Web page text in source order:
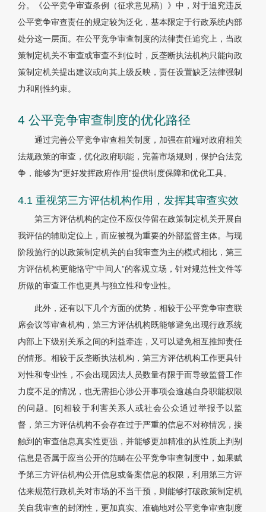
分。《公平竞争审查条例（征求意见稿）》中，对于追究违反
公平竞争审查责任的规定较为泛化，基本限定于行政系统内部
处分这一层面。在公平竞争审查制度的法律责任追究上，当政
策制定机关不审查或审查不到位时，反垄断执法机构只能向政
策制定机关提出建议或向其上级反映，责任设置缺乏法律强制
力和刚性约束。
4 公平竞争审查制度的优化路径
通过完善公平竞争审查相关制度，加强在前端对政府相关
法规政策的审查，优化政府职能，完善市场规则，保护合法竞
争，能够为“更好发挥政府作用”提供制度保障和优化工具。
4.1 重视第三方评估机构作用，发挥其审查实效
第三方评估机构的定位不应仅停留在政策制定机关开展自
我评估的辅助定位上，而应被视为重要的外部监督主体。与现
阶段施行的以政策制定机关的自我审查为主的模式相比，第三
方评估机构更能恪守“中间人”的客观立场，针对规范性文件等
所做的审查工作也更具与独立性和专业性。
此外，还有以下几个方面的优势，相较于公平竞争审查联
席会议等审查机构，第三方评估机构既能够避免出现行政系统
内部上下级别关系之间的利益牵连，又可以避免相互推卸责任
的情形。相较于反垄断执法机构，第三方评估机构工作更具针
对性和专业性，不会出现因法人员数量有限于而导致监督工作
力度不足的情况，也无需担心涉公开事项会逾越自身职能权限
的问题。[6]相较于利害关系人或社会公众通过举报予以监
督，第三方评估机构不会存在过于严重的信息不对称情况，接
触到的审查信息真实性更强，并能够更加精准的从性质上判别
信息是否属于应当公开的范畴在公平竞争审查制度中，如果赋
予第三方评估机构公开信息或备案信息的权限，利用第三方评
估来规范行政机关对市场的不当干预，则能够打破政策制定机
关自我审查的封闭性，更加真实、准确地对公平竞争审查制度